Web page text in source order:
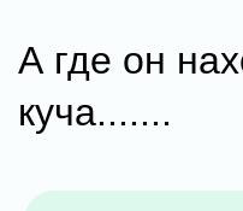
А где он
куча.......